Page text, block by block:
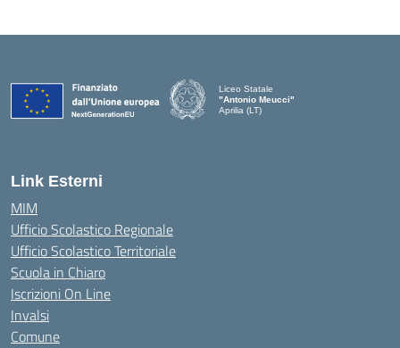
Liceo Statale
"Antonio Meucci"
Aprilia (LT)
Link Esterni
MIM
Ufficio Scolastico Regionale
Ufficio Scolastico Territoriale
Scuola in Chiaro
Iscrizioni On Line
Invalsi
Comune